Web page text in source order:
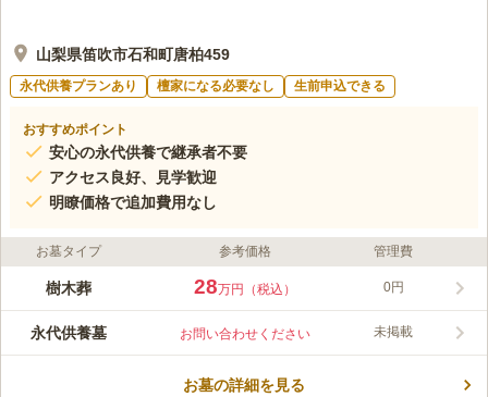
山梨県笛吹市石和町唐柏459
永代供養プランあり 檀家になる必要なし 生前申込できる
おすすめポイント
安心の永代供養で継承者不要
アクセス良好、見学歓迎
明瞭価格で追加費用なし
お墓タイプ 参考価格 管理費
樹木葬 28万円（税込） 0円
永代供養墓 お問い合わせください 未掲載
お墓の詳細を見る